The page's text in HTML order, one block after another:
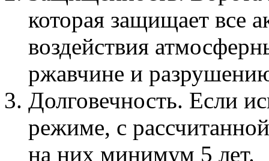
которая защищает все
воздействия
ржавчине и
Долговечность. Если
режиме, с
на них минимум 5 лет.